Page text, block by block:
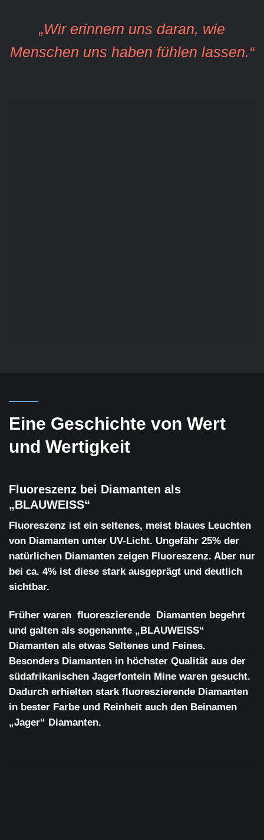
„Wir erinnern uns daran, wie
Menschen uns haben fühlen lassen.“
Eine Geschichte von Wert
und Wertigkeit
Fluoreszenz bei Diamanten als
„BLAUWEISS“
Fluoreszenz ist ein seltenes, meist blaues Leuchten
von Diamanten unter UV-Licht. Ungefähr 25% der
natürlichen Diamanten zeigen Fluoreszenz. Aber nur
bei ca. 4% ist diese stark ausgeprägt und deutlich
sichtbar.
Früher waren fluoreszierende Diamanten begehrt
und galten als sogenannte „BLAUWEISS“
Diamanten als etwas Seltenes und Feines.
Besonders Diamanten in höchster Qualität aus der
südafrikanischen Jagerfontein Mine waren gesucht.
Dadurch erhielten stark fluoreszierende Diamanten
in bester Farbe und Reinheit auch den Beinamen
„Jager“ Diamanten.